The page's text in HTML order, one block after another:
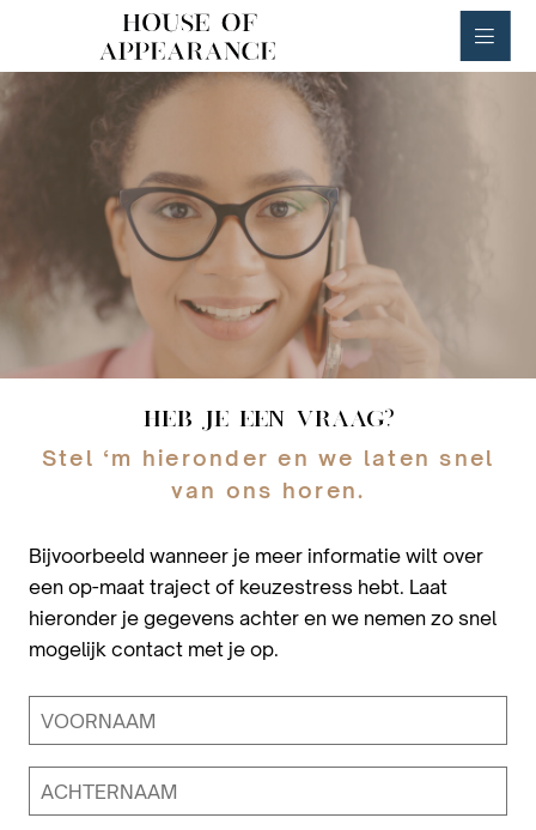
House of Appearance
HEB JE EEN VRAAG?
Stel ‘m hieronder en we laten snel
van ons horen.
Bijvoorbeeld wanneer je meer informatie wilt over
een op-maat traject of keuzestress hebt. Laat
hieronder je gegevens achter en we nemen zo snel
mogelijk contact met je op.